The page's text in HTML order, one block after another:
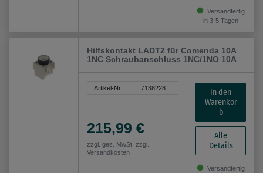
Versandfertig
in 3-5 Tagen
Hilfskontakt LADT2 für Comenda 10A
1NC Schraubanschluss 1NC/1NO 10A
Artikel-Nr. 7138228
215,99 €
zzgl. ges. MwSt. zzgl.
Versandkosten
In den
Warenkor
b
Alle
Details
Versandfertig